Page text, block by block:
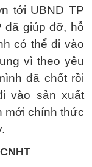
tới UBND TP
đã giúp đỡ, hỗ
có thể đi vào
vì theo yêu
đã chốt rồi
vào sản xuất
mới chính thức